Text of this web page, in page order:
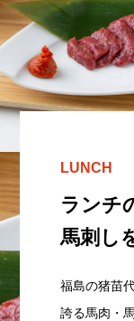
LUNCH
ランチ
馬刺し
福島の猪苗
誇る馬肉・